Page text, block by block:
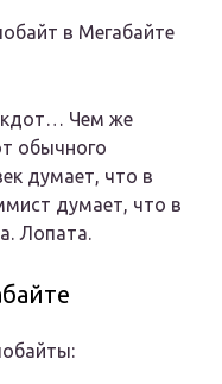
в Мегабайте
Чем же
обычного
думает, что в
думает, что в
Лопата.